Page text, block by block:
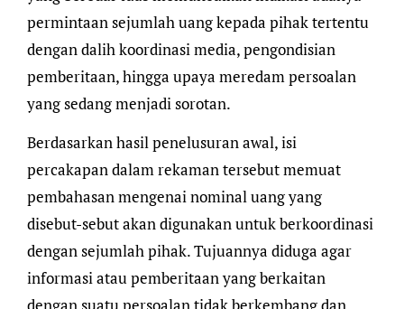
permintaan sejumlah uang kepada pihak tertentu
dengan dalih koordinasi media, pengondisian
pemberitaan, hingga upaya meredam persoalan
yang sedang menjadi sorotan.
Berdasarkan hasil penelusuran awal, isi
percakapan dalam rekaman tersebut memuat
pembahasan mengenai nominal uang yang
disebut-sebut akan digunakan untuk berkoordinasi
dengan sejumlah pihak. Tujuannya diduga agar
informasi atau pemberitaan yang berkaitan